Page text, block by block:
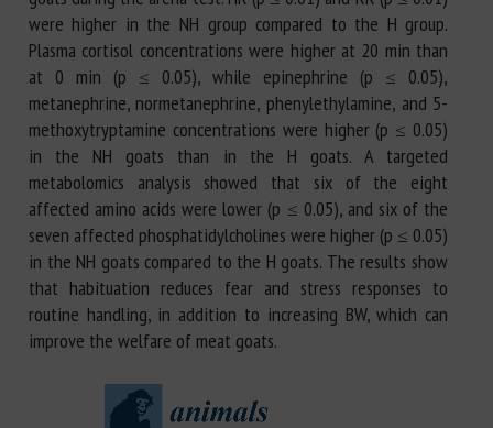
were higher in the NH group compared to the H group.
Plasma cortisol concentrations were higher at 20 min than
at 0 min (p ≤ 0.05), while epinephrine (p ≤ 0.05),
metanephrine, normetanephrine, phenylethylamine, and 5-
methoxytryptamine concentrations were higher (p ≤ 0.05)
in the NH goats than in the H goats. A targeted
metabolomics analysis showed that six of the eight
affected amino acids were lower (p ≤ 0.05), and six of the
seven affected phosphatidylcholines were higher (p ≤ 0.05)
in the NH goats compared to the H goats. The results show
that habituation reduces fear and stress responses to
routine handling, in addition to increasing BW, which can
improve the welfare of meat goats.